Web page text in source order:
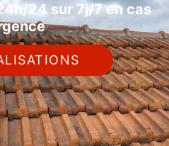
24 sur 7j/7 en cas